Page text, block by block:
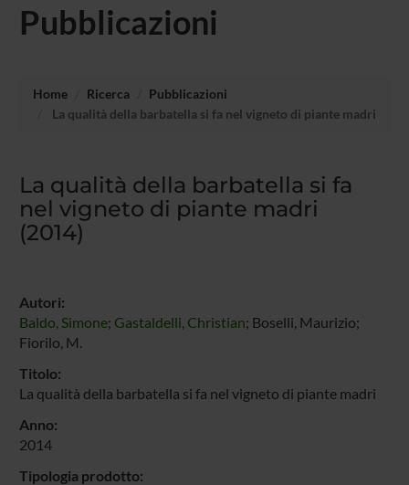
Pubblicazioni
Home Ricerca
Pubblicazioni
La qualità della barbatella si fa nel vigneto di piante madri
La qualità della barbatella si fa
nel vigneto di piante madri
(2014)
Autori:
Baldo, Simone; Gastaldelli, Christian; Boselli, Maurizio;
Fiorilo, M.
Titolo:
La qualità della barbatella si fa nel vigneto di piante madri
Anno:
2014
Tipologia prodotto: